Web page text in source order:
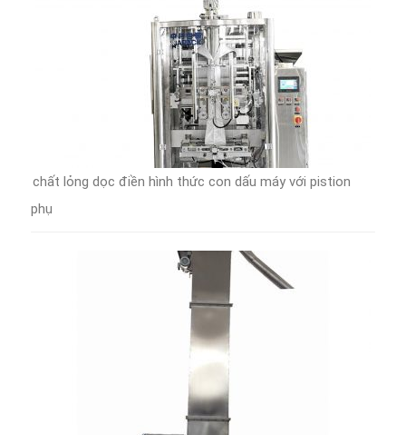
chất lỏng dọc điền hình thức con dấu máy với pistion
phụ